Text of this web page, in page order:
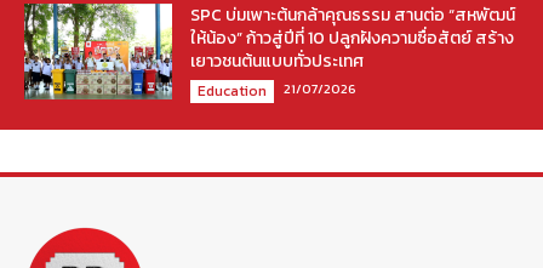
SPC บ่มเพาะต้นกล้าคุณธรรม สานต่อ “สหพัฒน์
ให้น้อง” ก้าวสู่ปีที่ 10 ปลูกฝังความซื่อสัตย์ สร้าง
เยาวชนต้นแบบทั่วประเทศ
Education 21/07/2026